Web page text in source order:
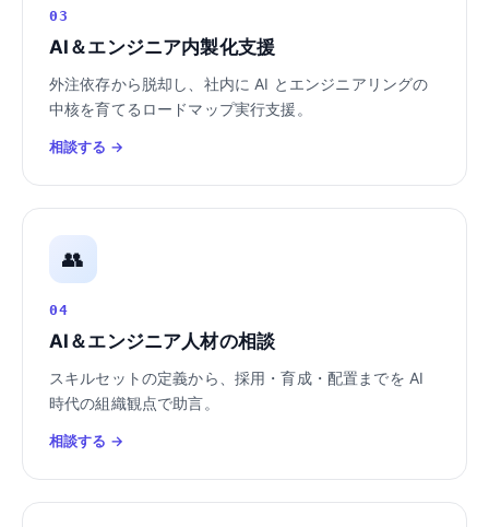
03
AI＆エンジニア内製化支援
外注依存から脱却し、社内に AI とエンジニアリングの
中核を育てるロードマップ実行支援。
相談する →
👥
04
AI＆エンジニア人材の相談
スキルセットの定義から、採用・育成・配置までを AI
時代の組織観点で助言。
相談する →